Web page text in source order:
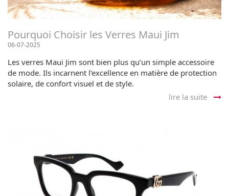
Pourquoi Choisir les Verres Maui Jim
06-07-2025
Les verres Maui Jim sont bien plus qu’un simple accessoire
de mode. Ils incarnent l’excellence en matière de protection
solaire, de confort visuel et de style.
lire la suite